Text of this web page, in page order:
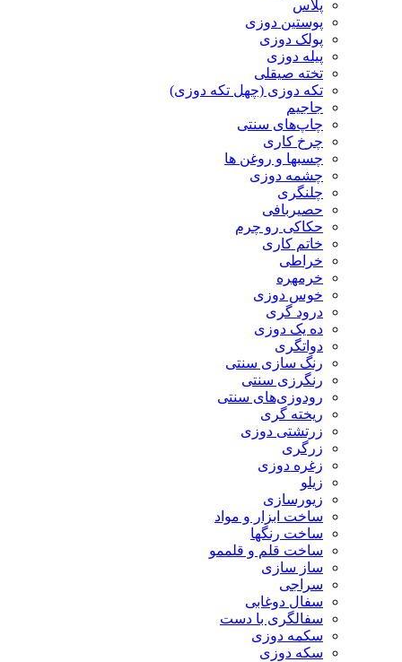
پلاس
پوستین دوزی
پولک دوزی
پیله دوزی
تخته صیقلی
تکه دوزی (چهل تکه دوزی)
جاجیم
چاپ‌های سنتی
چرخ کاری
چسبها و روغن ها
چشمه دوزی
چلنگری
حصیربافی
حکاکی رو چرم
خاتم کاری
خراطی
خرمهره
خوس دوزی
درود گری
ده یک دوزی
دواتگری
رنگ سازی سنتی
رنگرزی سنتی
رودوزی‌های سنتی
ریخته گری
زرتشتی دوزی
زرگری
زغره دوزی
زیلو
زیورسازی
ساخت ابزار و مواد
ساخت رنگها
ساخت قلم و قلممو
ساز سازی
سراجی
سفال دوغابی
سفالگری با دست
سکمه دوزی
سکه دوزی